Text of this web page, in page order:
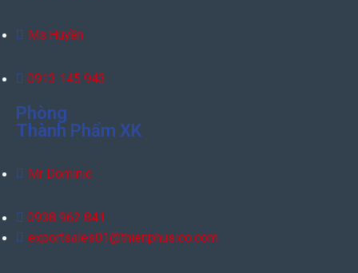
Ms.Huyền
0913 145 943
Phòng
Thành Phẩm XK
Mr Dominic
0938 962 841
exportsales01@thienphusico.com